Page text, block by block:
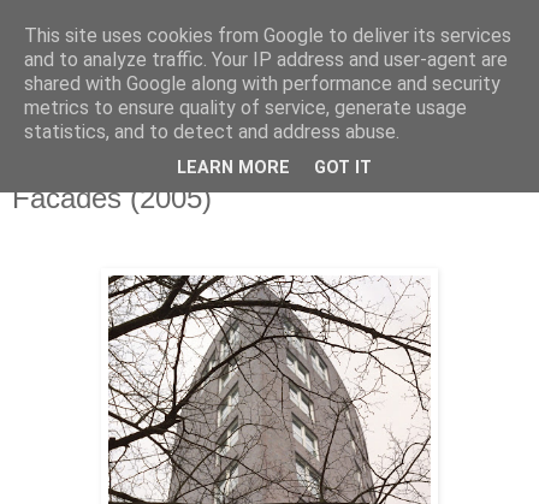
Stephanie Gerner
Facades (2005)
This site uses cookies from Google to deliver its services
and to analyze traffic. Your IP address and user-agent are
shared with Google along with performance and security
metrics to ensure quality of service, generate usage
statistics, and to detect and address abuse.
LEARN MORE GOT IT